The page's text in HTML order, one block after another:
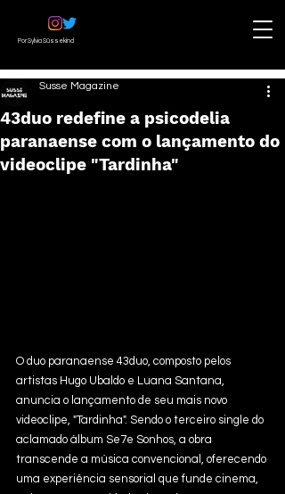
Por Sylvia Süssekind
43duo redefine a psicodelia
paranaense com o lançamento do
videoclipe "Tardinha"
Susse Magazine
O duo paranaense 43duo, composto pelos
artistas Hugo Ubaldo e Luana Santana,
anuncia o lançamento de seu mais novo
videoclipe, "Tardinha". Sendo o terceiro single do
aclamado álbum Se7e Sonhos, a obra
transcende a música convencional, oferecendo
uma experiência sensorial que funde cinema,